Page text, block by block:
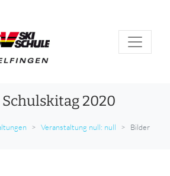
2020
Veranstaltung null: null Bilder